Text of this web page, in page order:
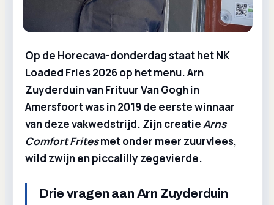
Op de Horecava-donderdag staat het NK
Loaded Fries 2026 op het menu. Arn
Zuyderduin van Frituur Van Gogh in
Amersfoort was in 2019 de eerste winnaar
van deze vakwedstrijd. Zijn creatieArns
Comfort Fritesmet onder meer zuurvlees,
wild zwijn en piccalilly zegevierde.
Drie vragen aan Arn Zuyderduin